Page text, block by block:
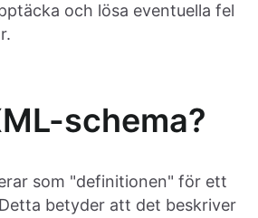
och lösa eventuella fel
schema?
som "definitionen" för ett
betyder att det beskriver